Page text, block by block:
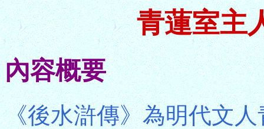
青蓮室主
內容概要
《後水滸傳》為明代文